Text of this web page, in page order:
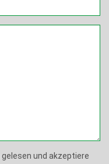
gelesen und akzeptiere